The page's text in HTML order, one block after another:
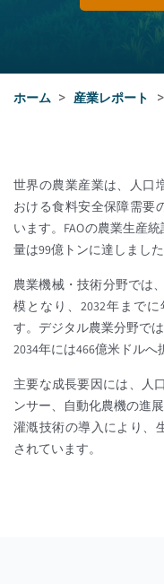
ホーム > 産業レポート >
世界の農業産業は、人口
おける食料安全保障需要
います。FAOの農業生産
量は99億トンに達しました
農業機械・技術分野では
模となり、2032年まで
す。デジタル農業分野で
2034年には466億米ドルへ
主要な成長要因には、人
ンサー、自動化農機の進
灌漑技術の導入により、
されています。